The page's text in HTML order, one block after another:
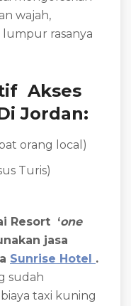
wajah,
lumpur rasanya
Akses
Jordan:
orang local)
Turis)
Resort ‘one
jasa
Sunrise Hotel .
sudah
taxi kuning